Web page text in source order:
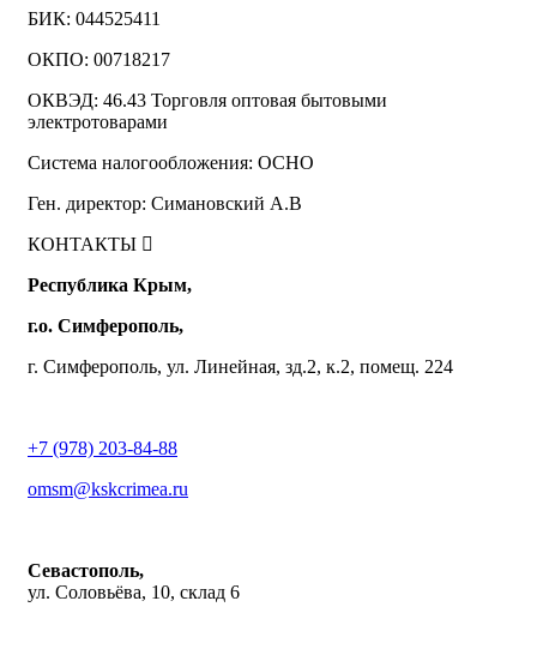
БИК: 044525411
ОКПО: 00718217
ОКВЭД: 46.43 Торговля оптовая бытовыми
электротоварами
Система налогообложения: ОСНО
Ген. директор: Симановский А.В
КОНТАКТЫ
Республика Крым,
г.о. Симферополь,
г. Симферополь, ул. Линейная, зд.2, к.2, помещ. 224
+7 (978) 203-84-88
omsm@kskcrimea.ru
Севастополь,
ул. Соловьёва, 10, склад 6